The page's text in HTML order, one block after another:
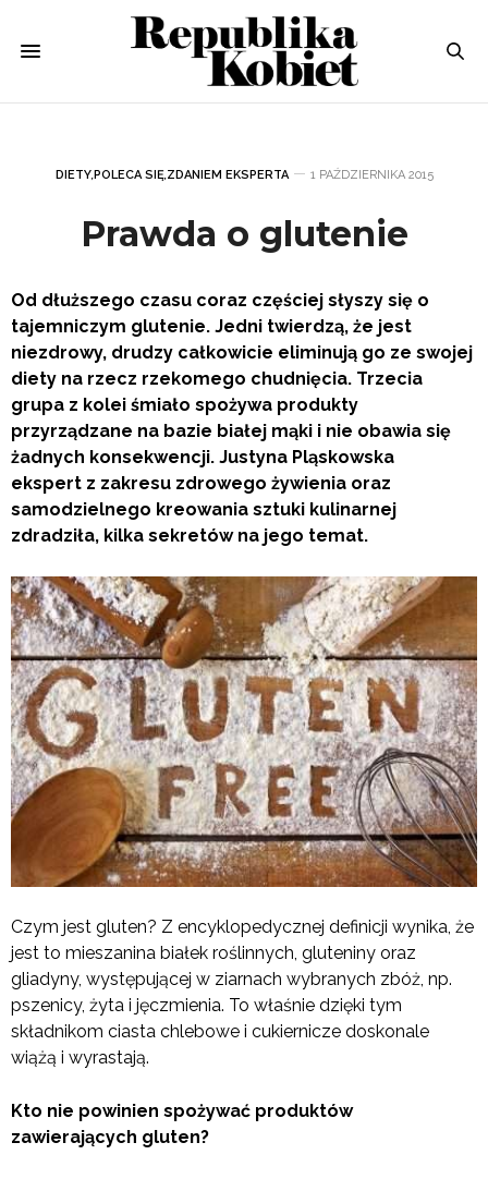
DIETY,POLECA SIĘ,ZDANIEM EKSPERTA 1 PAŹDZIERNIKA 2015
Prawda o glutenie
Od dłuższego czasu coraz częściej słyszy się o
tajemniczym glutenie. Jedni twierdzą, że jest
niezdrowy, drudzy całkowicie eliminują go ze swojej
diety na rzecz rzekomego chudnięcia. Trzecia
grupa z kolei śmiało spożywa produkty
przyrządzane na bazie białej mąki i nie obawia się
żadnych konsekwencji. Justyna Pląskowska
ekspert z zakresu zdrowego żywienia oraz
samodzielnego kreowania sztuki kulinarnej
zdradziła, kilka sekretów na jego temat.
Czym jest gluten? Z encyklopedycznej definicji wynika, że
jest to mieszanina białek roślinnych, gluteniny oraz
gliadyny, występującej w ziarnach wybranych zbóż, np.
pszenicy, żyta i jęczmienia. To właśnie dzięki tym
składnikom ciasta chlebowe i cukiernicze doskonale
wiążą i wyrastają.
Kto nie powinien spożywać produktów
zawierających gluten?